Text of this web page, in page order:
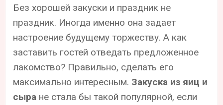
Без хорошей закуски и праздник не
праздник. Иногда именно она задает
настроение будущему торжеству. А как
заставить гостей отведать предложенное
лакомство? Правильно, сделать его
максимально интересным. Закуска из яиц и
сыра не стала бы такой популярной, если